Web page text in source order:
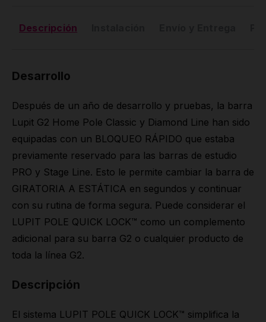
Descripción
Desarrollo
Después de un año de desarrollo y pruebas, la barra
Lupit G2 Home Pole Classic y Diamond Line han sido
equipadas con un BLOQUEO RÁPIDO que estaba
previamente reservado para las barras de estudio
PRO y Stage Line. Esto le permite cambiar la barra de
GIRATORIA A ESTÁTICA en segundos y continuar
con su rutina de forma segura. Puede considerar el
LUPIT POLE QUICK LOCK™ como un complemento
adicional para su barra G2 o cualquier producto de
toda la línea G2.
Descripción
El sistema LUPIT POLE QUICK LOCK™ simplifica la